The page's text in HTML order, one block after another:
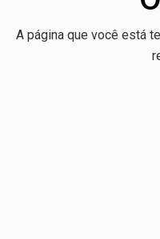
A página que você está